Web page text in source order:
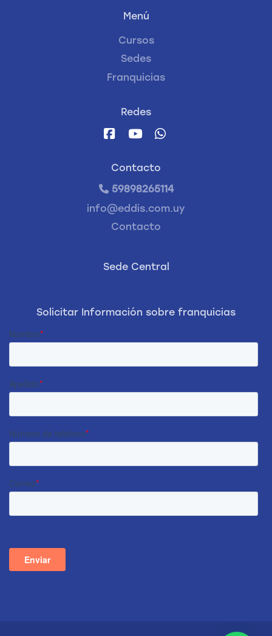
Menú
Cursos
Sedes
Franquicias
Redes
Contacto
59898265114
info@eddis.com.uy
Contacto
Sede Central
Solicitar Información sobre franquicias